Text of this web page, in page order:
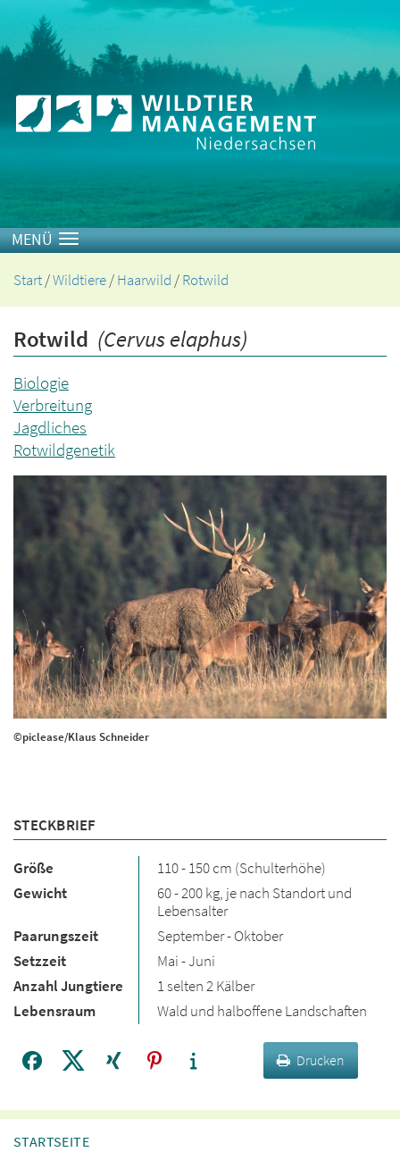
Toggle navigation
Start/Wildtiere/Haarwild /Rotwild
Rotwild (Cervus elaphus)
Biologie
Verbreitung
Jagdliches
Rotwildgenetik
©piclease/Klaus Schneider
STECKBRIEF
Größe
110 - 150 cm (Schulterhöhe)
Gewicht
60 - 200 kg, je nach Standort und
Lebensalter
Paarungszeit
September - Oktober
Setzzeit
Mai - Juni
Anzahl Jungtiere
1 selten 2 Kälber
Lebensraum
Wald und halboffene Landschaften
Drucken
STARTSEITE